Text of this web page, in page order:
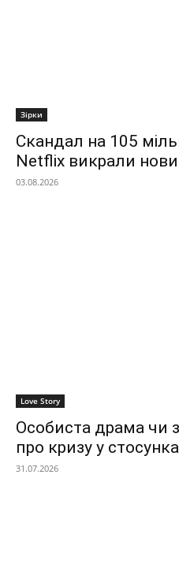
Зірки
Скандал на 105
Netflix викрали
03.08.2026
Love Story
Особиста драма чи
про кризу у
31.07.2026